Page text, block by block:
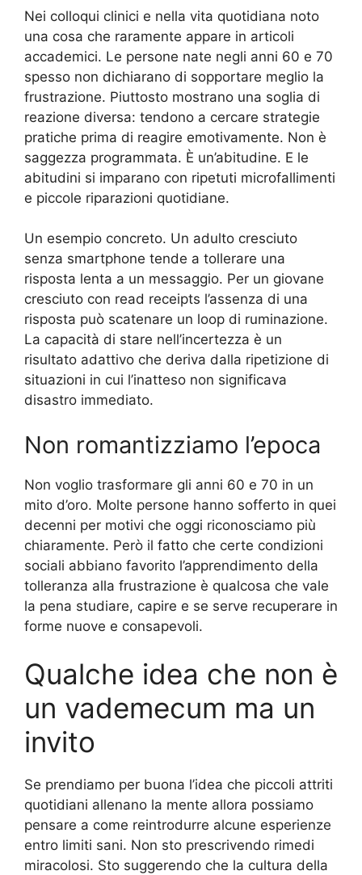
Nei colloqui clinici e nella vita quotidiana noto
una cosa che raramente appare in articoli
accademici. Le persone nate negli anni 60 e 70
spesso non dichiarano di sopportare meglio la
frustrazione. Piuttosto mostrano una soglia di
reazione diversa: tendono a cercare strategie
pratiche prima di reagire emotivamente. Non è
saggezza programmata. È un’abitudine. E le
abitudini si imparano con ripetuti microfallimenti
e piccole riparazioni quotidiane.
Un esempio concreto. Un adulto cresciuto
senza smartphone tende a tollerare una
risposta lenta a un messaggio. Per un giovane
cresciuto con read receipts l’assenza di una
risposta può scatenare un loop di ruminazione.
La capacità di stare nell’incertezza è un
risultato adattivo che deriva dalla ripetizione di
situazioni in cui l’inatteso non significava
disastro immediato.
Non romantizziamo l’epoca
Non voglio trasformare gli anni 60 e 70 in un
mito d’oro. Molte persone hanno sofferto in quei
decenni per motivi che oggi riconosciamo più
chiaramente. Però il fatto che certe condizioni
sociali abbiano favorito l’apprendimento della
tolleranza alla frustrazione è qualcosa che vale
la pena studiare, capire e se serve recuperare in
forme nuove e consapevoli.
Qualche idea che non è
un vademecum ma un
invito
Se prendiamo per buona l’idea che piccoli attriti
quotidiani allenano la mente allora possiamo
pensare a come reintrodurre alcune esperienze
entro limiti sani. Non sto prescrivendo rimedi
miracolosi. Sto suggerendo che la cultura della